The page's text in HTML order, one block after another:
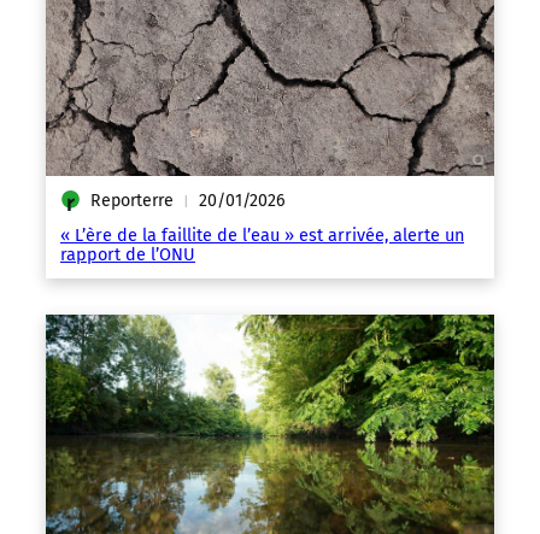
Reporterre | 20/01/2026
« L’ère de la faillite de l’eau » est arrivée, alerte un
rapport de l’ONU